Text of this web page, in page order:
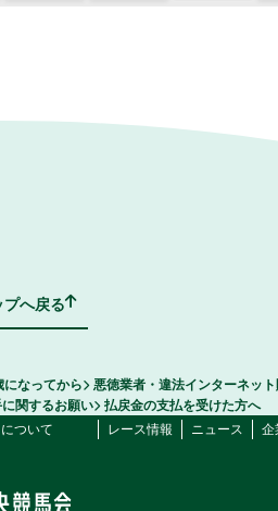
へ戻る
なってから
悪徳業者・違法インターネッ
関するお願い
払戻金の支払を受けた方へ
ついて レース情報 ニュース 企